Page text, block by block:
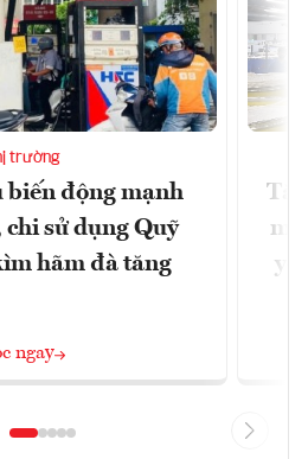
trường
biến động mạnh
sử dụng Quỹ
hãm đà tăng
ngay